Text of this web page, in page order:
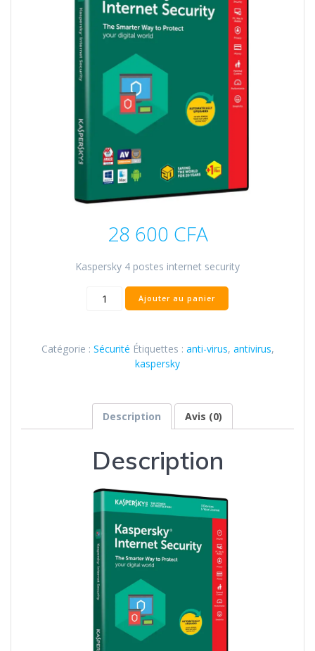
28 600 CFA
Kaspersky 4 postes internet security
quantité
postes
internet
Ajouter au panier
Catégorie : Sécurité Étiquettes : anti-virus, antivirus,
kaspersky
Description Avis (0)
Description